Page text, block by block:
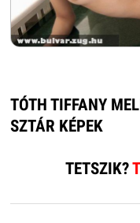
TÓTH TIFFANY
SZTÁR KÉPEK
TETSZIK?